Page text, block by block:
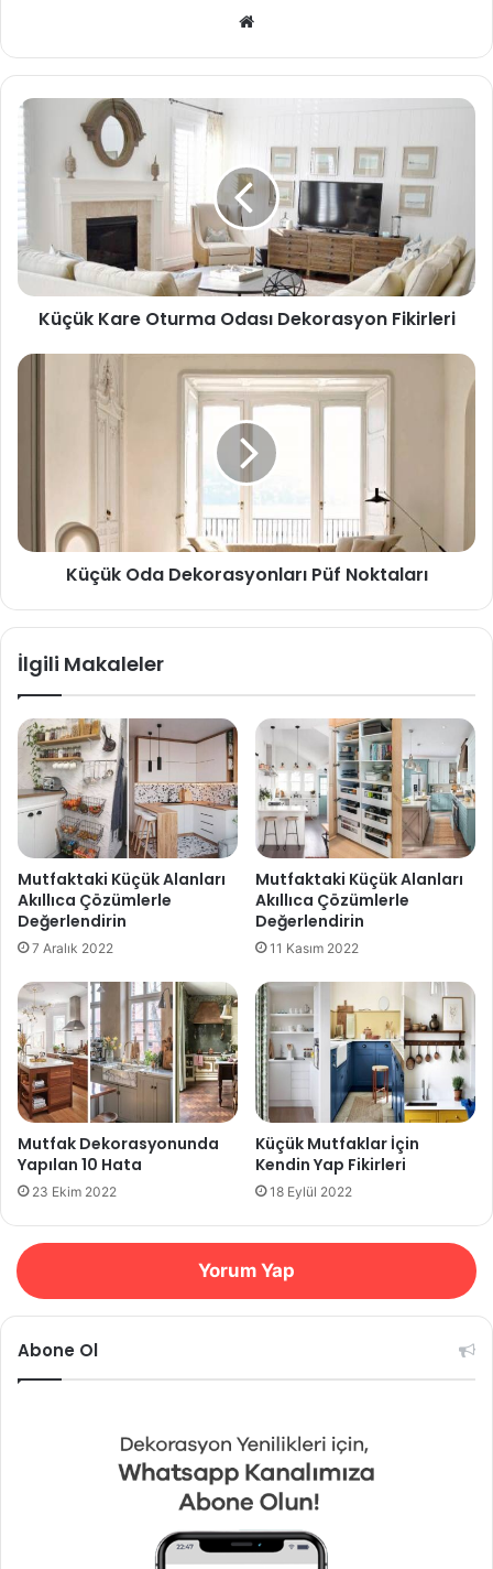
sit
Küçük Kare Oturma Odası Dekorasyon Fikirleri
Küçük Oda Dekorasyonları Püf Noktaları
İlgili Makaleler
Mutfaktaki Küçük Alanları
Akıllıca Çözümlerle
Değerlendirin
7 Aralık 2022
Mutfaktaki Küçük Alanları
Akıllıca Çözümlerle
Değerlendirin
11 Kasım 2022
Mutfak Dekorasyonunda
Yapılan 10 Hata
23 Ekim 2022
Küçük Mutfaklar İçin
Kendin Yap Fikirleri
18 Eylül 2022
Yorum Yap
Abone Ol